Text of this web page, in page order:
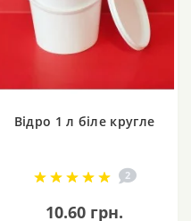
Відро 1 л біле кругле
2
10.60 грн.